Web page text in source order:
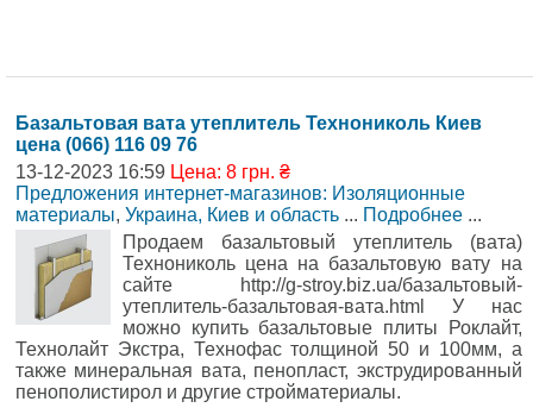
Базальтовая вата утеплитель Технониколь Киев
цена (066) 116 09 76
13-12-2023 16:59 Цена: 8 грн. ₴
Предложения интернет-магазинов: Изоляционные
материалы, Украина, Киев и область ... Подробнее ...
Продаем базальтовый утеплитель (вата)
Технониколь цена на базальтовую вату на
сайте http://g-stroy.biz.ua/базальтовый-
утеплитель-базальтовая-вата.html У нас
можно купить базальтовые плиты Роклайт,
Технолайт Экстра, Технофас толщиной 50 и 100мм, а
также минеральная вата, пенопласт, экструдированный
пенополистирол и другие стройматериалы.